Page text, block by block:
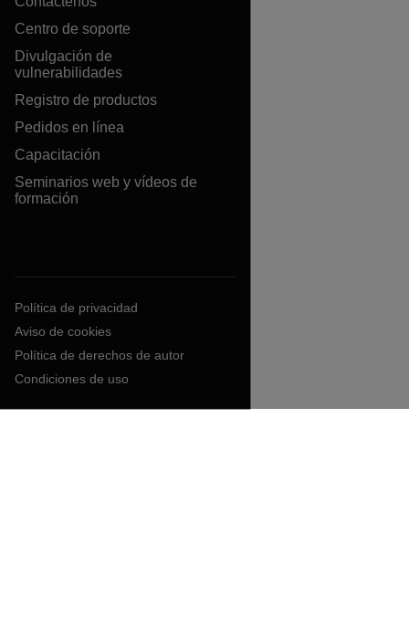
Centro de soporte
Divulgación de
vulnerabilidades
Registro de productos
Pedidos en línea
Capacitación
Seminarios web y vídeos de
formación
Política de privacidad
Aviso de cookies
Política de derechos de autor
Condiciones de uso